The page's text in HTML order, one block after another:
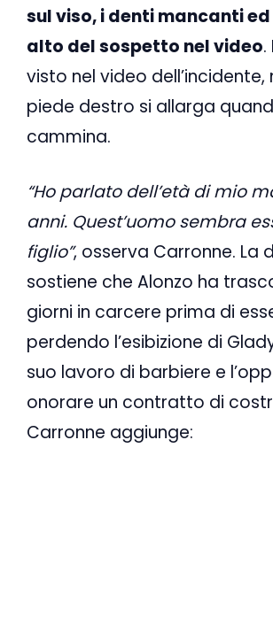
sul viso, i denti mancanti
alto del sospetto nel video.
visto nel video dell’incidente,
piede destro si allarga
cammina.
“Ho parlato dell’età di mio
anni. Quest’uomo sembra
figlio”, osserva Carronne. La
sostiene che Alonzo ha
giorni in carcere prima di
perdendo l’esibizione di
suo lavoro di barbiere e
onorare un contratto di
Carronne aggiunge: